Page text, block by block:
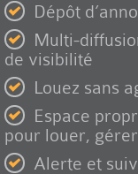
Dépôt
Multi-
de visibilité
Louez sans
Espace
pour louer,
Alerte et